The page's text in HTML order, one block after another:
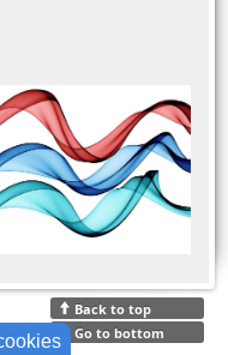
Back to top
Go to bottom